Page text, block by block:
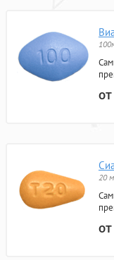
20